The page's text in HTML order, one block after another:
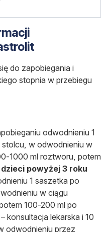
do zapobiegania i
stopnia w przebiegu
odwodnieniu 1
stolcu, w odwodnieniu w
1000 ml roztworu, potem
dzieci powyżej 3 roku
1 saszetka po
w ciągu
100-200 ml po
– konsultacja lekarska i 10
odwodnieniu przez